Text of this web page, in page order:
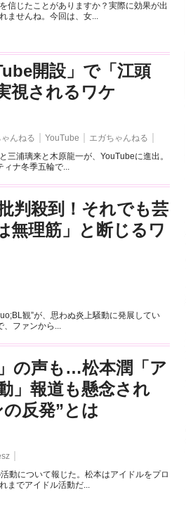
信じたことがありますか？実際に効果が出
ませんね。今回は、女...
開設」で「江頭
視されるワケ
んねる YouTube
エガちゃんねる
三浦璃来と木原龍一が、YouTubeに進出。
ィナ冬季五輪で...
判殺到！それでも芸
無理筋」と断じるワ
観”が、思わぬ炎上騒動に発展してい
、ファンから...
の声も…松本潤「ア
」報道も懸念され
反発”とは
動について報じた。松本はアイドルをプロ
までアイドル活動だ...